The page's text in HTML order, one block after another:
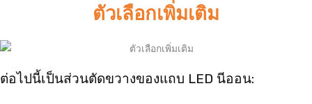
ตัวเลือกเพิ่มเติม
ต่อไปนี้เป็นส่วนตัดขวางของแถบ LED นีออน: